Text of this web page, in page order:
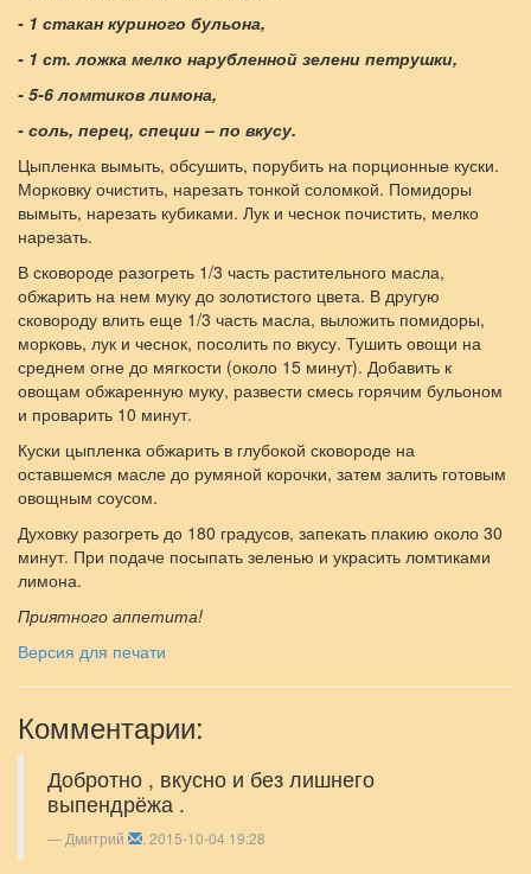
- 1 стакан куриного бульона,
- 1 ст. ложка мелко нарубленной зелени петрушки,
- 5-6 ломтиков лимона,
- соль, перец, специи – по вкусу.
Цыпленка вымыть, обсушить, порубить на порционные куски.
Морковку очистить, нарезать тонкой соломкой. Помидоры
вымыть, нарезать кубиками. Лук и чеснок почистить, мелко
нарезать.
В сковороде разогреть 1/3 часть растительного масла,
обжарить на нем муку до золотистого цвета. В другую
сковороду влить еще 1/3 часть масла, выложить помидоры,
морковь, лук и чеснок, посолить по вкусу. Тушить овощи на
среднем огне до мягкости (около 15 минут). Добавить к
овощам обжаренную муку, развести смесь горячим бульоном
и проварить 10 минут.
Куски цыпленка обжарить в глубокой сковороде на
оставшемся масле до румяной корочки, затем залить готовым
овощным соусом.
Духовку разогреть до 180 градусов, запекать плакию около 30
минут. При подаче посыпать зеленью и украсить ломтиками
лимона.
Приятного аппетита!
Версия для печати
Комментарии:
Добротно , вкусно и без лишнего
выпендрёжа .
Дмитрий , 2015-10-04 19:28